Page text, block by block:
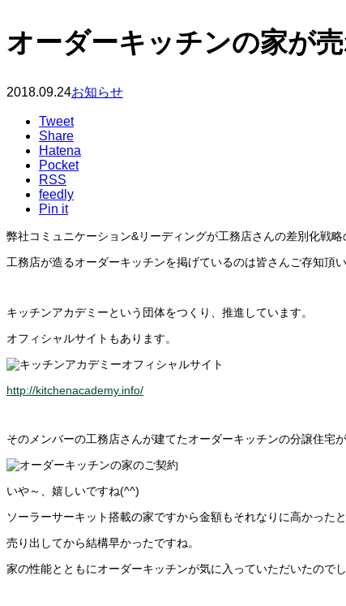
オーダーキッチンの家が
2018.09.24お知らせ
Tweet
Share
Hatena
Pocket
RSS
feedly
Pin it
弊社コミュニケーション&リーディングが工務店さんの差別化戦略
工務店が造るオーダーキッチンを掲げているのは皆さんご存知頂
キッチンアカデミーという団体をつくり、推進しています。
オフィシャルサイトもあります。
http://kitchenacademy.info/
そのメンバーの工務店さんが建てたオーダーキッチンの分譲住宅
いや～、嬉しいですね(^^)
ソーラーサーキット搭載の家ですから金額もそれなりに高かったと
売り出してから結構早かったですね。
家の性能とともにオーダーキッチンが気に入っていただいたのでし